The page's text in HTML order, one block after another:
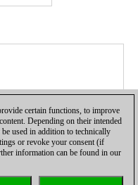
certain functions, to improve
Depending on their intended
used in addition to technically
or revoke your consent (if
information can be found in our